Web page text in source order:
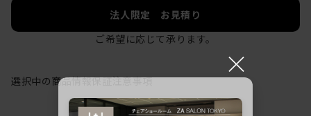
法人限定 お見積り
ご希望に応じて承ります。
選択中の商品情報保証注意事項
×